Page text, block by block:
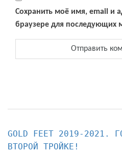
Сохранить моё имя, email и
браузере для последующих
GOLD FEET 2019-2021.